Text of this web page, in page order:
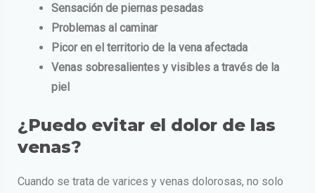
Sensación de piernas pesadas
Problemas al caminar
Picor en el territorio de la vena afectada
Venas sobresalientes y visibles a través de la
piel
¿Puedo evitar el dolor de las
venas?
Cuando se trata de varices y venas dolorosas, no solo